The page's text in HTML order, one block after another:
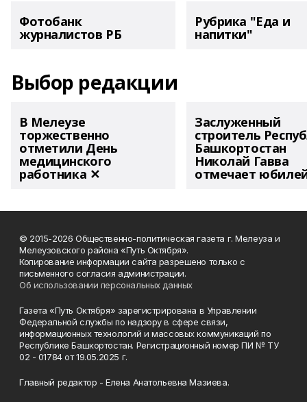
Фотобанк
журналистов РБ
Рубрика "Еда и
напитки"
Выбор редакции
В Мелеузе
торжественно
отметили День
медицинского
работника ✕
Заслуженный
строитель
Башкортостан
Николай Гавва
отмечает
© 2015-2026 Общественно-политическая газета г. Мелеуза и
Мелеузовского района «Путь Октября».
Копирование информации сайта разрешено только с
письменного согласия администрации.
Об использовании персональных данных
Газета «Путь Октября» зарегистрирована в Управлении
Федеральной службы по надзору в сфере связи,
информационных технологий и массовых коммуникаций по
Республике Башкортостан. Регистрационный номер ПИ № ТУ
02 - 01784 от 19.05.2025 г.
Главный редактор - Елена Анатольевна Мазиева.